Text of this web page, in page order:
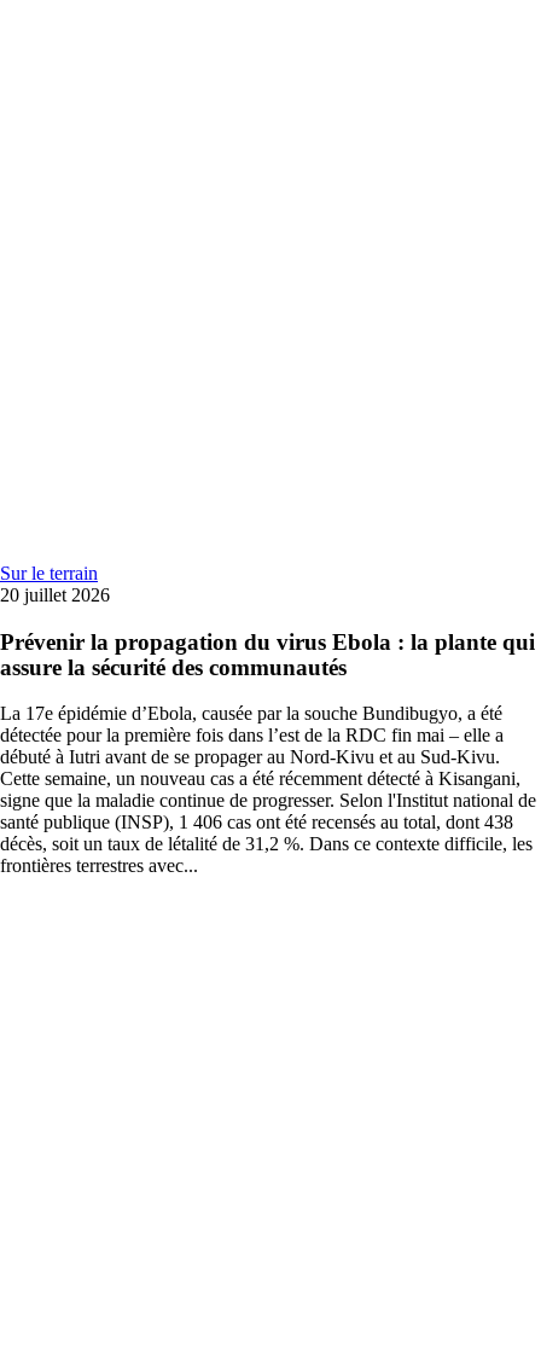
Sur le terrain
20 juillet 2026
Prévenir la propagation du virus Ebola : la plante qui
assure la sécurité des communautés
La 17e épidémie d’Ebola, causée par la souche Bundibugyo, a été
détectée pour la première fois dans l’est de la RDC fin mai – elle a
débuté à Iutri avant de se propager au Nord-Kivu et au Sud-Kivu.
Cette semaine, un nouveau cas a été récemment détecté à Kisangani,
signe que la maladie continue de progresser. Selon l'Institut national de
santé publique (INSP), 1 406 cas ont été recensés au total, dont 438
décès, soit un taux de létalité de 31,2 %. Dans ce contexte difficile, les
frontières terrestres avec...